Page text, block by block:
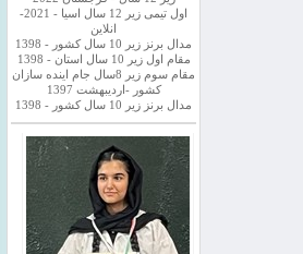
اول تیمی زیر 12 سال اسیا - 2021-
انلاین
مدال برنز زیر 10 سال کشور - 1398
مقام اول زیر 10 سال استان - 1398
مقام سوم زیر 8سال جام اینده سازان
کشور -اردیبهشت 1397
مدال برنز زیر 10 سال کشور - 1398